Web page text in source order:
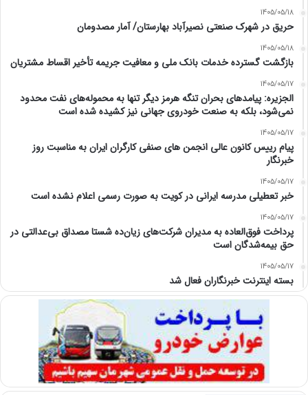
1405/05/18
حریق در شهرک صنعتی نصیرآباد بهارستان/ آمار مصدومان
1405/05/18
بازگشت گسترده خدمات بانک ملی و معافیت جریمه تأخیر اقساط مشتریان
1405/05/17
الجزیره: پیامدهای بحران تنگه هرمز دیگر تنها به محموله‌های نفت محدود
نمی‌شود، بلکه به صنعت خودروی جهانی نیز کشیده شده است
1405/05/17
پیام رییس کانون عالی انجمن های صنفی کارگران ایران به مناسبت روز
خبرنگار
1405/05/17
خبر تعطیلی مدرسه ایرانی در کویت به صورت رسمی اعلام نشده است
1405/05/17
پرداخت فوق‌العاده به مدیران شرکت‌های زیان‌ده شستا مصداق بی‌عدالتی در
حق بیمه‌شدگان است
1405/05/17
بسته اینترنت خبرنگاران فعال شد